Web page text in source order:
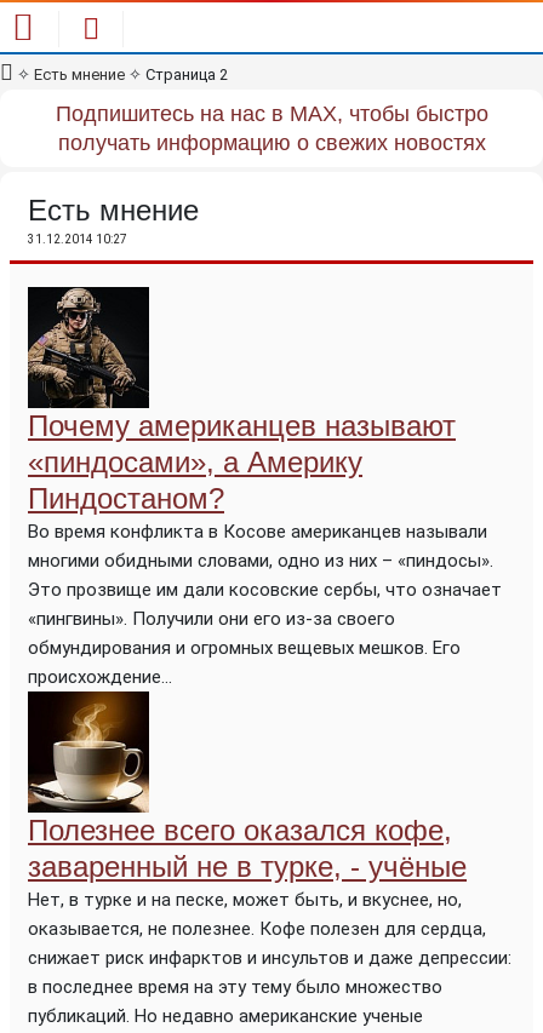
✧ Есть мнение ✧ Страница 2
Подпишитесь на нас в MAX, чтобы быстро
получать информацию о свежих новостях
Есть мнение
31.12.2014 10:27
Почему американцев называют
«пиндосами», а Америку
Пиндостаном?
Во время конфликта в Косове американцев называли
многими обидными словами, одно из них – «пиндосы».
Это прозвище им дали косовские сербы, что означает
«пингвины». Получили они его из-за своего
обмундирования и огромных вещевых мешков. Его
происхождение...
Полезнее всего оказался кофе,
заваренный не в турке, - учёные
Нет, в турке и на песке, может быть, и вкуснее, но,
оказывается, не полезнее. Кофе полезен для сердца,
снижает риск инфарктов и инсультов и даже депрессии:
в последнее время на эту тему было множество
публикаций. Но недавно американские ученые